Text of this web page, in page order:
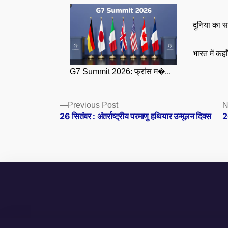
G7 Summit 2026: फ्रांस म�...
दुनिया का
भारत में
Posts
navigation
Previous PostPrevious
post:
26 सितंबर : अंतर्राष्ट्रीय परमाणु हथियार उन्मूलन दिवस